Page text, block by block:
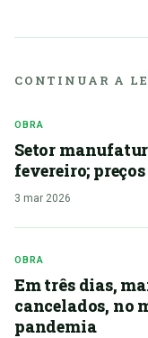
CONTINUAR A
OBRA
Setor
fevereiro;
3 mar 2026
OBRA
Em três dias,
cancelados, no
pandemia